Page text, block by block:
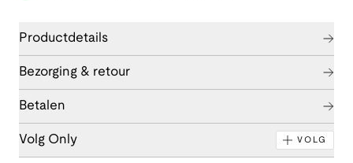
Productdetails
Bezorging & retour
Betalen
Volg Only VOLG